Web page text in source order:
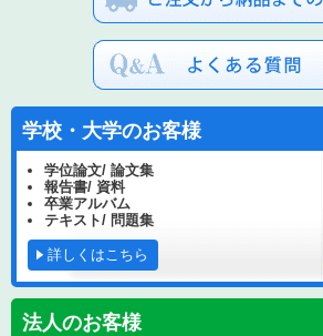
学校・大学のお客様
学位論文/ 論文集
報告書/ 資料
卒業アルバム
テキスト/ 問題集
詳しくはこちら
法人のお客様